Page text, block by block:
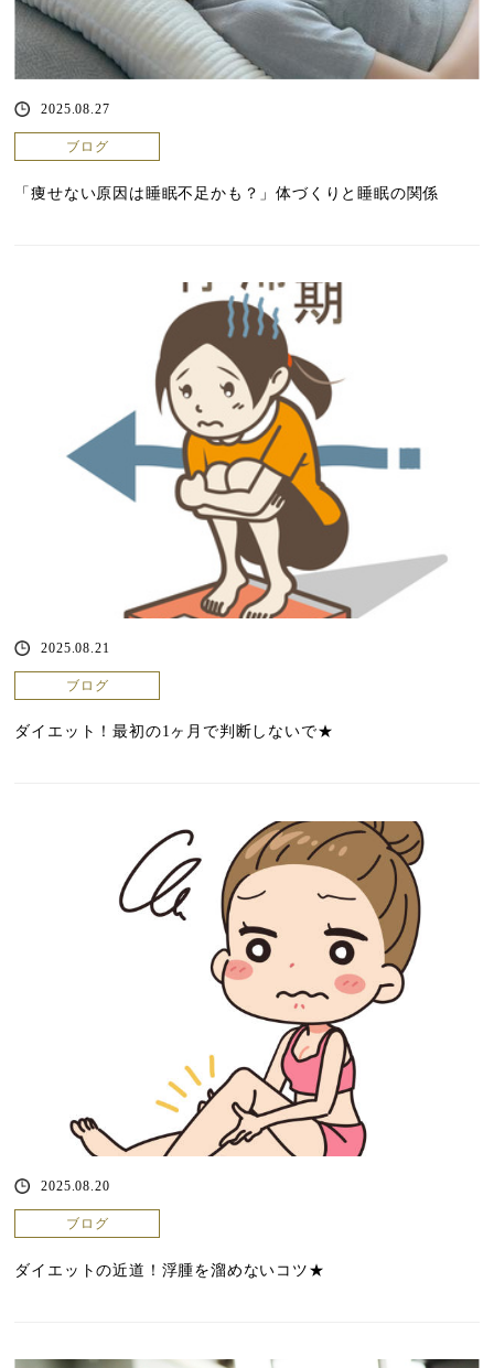
2025.08.27
ブログ
「痩せない原因は睡眠不足かも？」体づくりと睡眠の関係
2025.08.21
ブログ
ダイエット！最初の1ヶ月で判断しないで★
2025.08.20
ブログ
ダイエットの近道！浮腫を溜めないコツ★